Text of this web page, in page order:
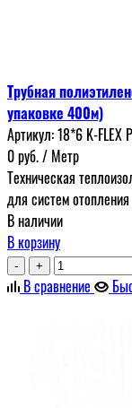
Трубная
упаковке 400м)
Артикул:18*6 K-FLEX
0руб./ Метр
Техническая
для систем
В наличии
В корзину
- +
В сравнение